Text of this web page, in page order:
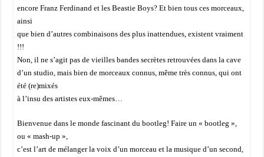
encore Franz Ferdinand et les Beastie Boys? Et bien tous ces morceaux,
ainsi
que bien d’autres combinaisons des plus inattendues, existent vraiment
!!!
Non, il ne s’agit pas de vieilles bandes secrètes retrouvées dans la cave
d’un studio, mais bien de morceaux connus, même très connus, qui ont
été (re)mixés
à l’insu des artistes eux-mêmes…
Bienvenue dans le monde fascinant du bootleg! Faire un « bootleg »,
ou « mash-up »,
c’est l’art de mélanger la voix d’un morceau et la musique d’un second,